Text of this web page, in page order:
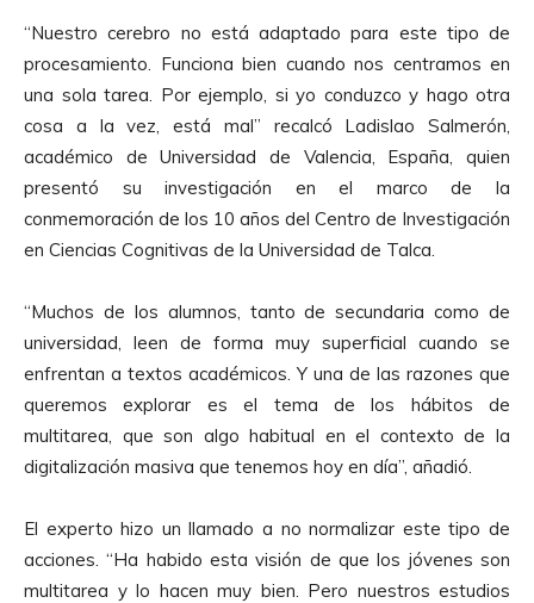
“Nuestro cerebro no está adaptado para este tipo de
procesamiento. Funciona bien cuando nos centramos en
una sola tarea. Por ejemplo, si yo conduzco y hago otra
cosa a la vez, está mal” recalcó Ladislao Salmerón,
académico de Universidad de Valencia, España, quien
presentó su investigación en el marco de la
conmemoración de los 10 años del Centro de Investigación
en Ciencias Cognitivas de la Universidad de Talca.
“Muchos de los alumnos, tanto de secundaria como de
universidad, leen de forma muy superficial cuando se
enfrentan a textos académicos. Y una de las razones que
queremos explorar es el tema de los hábitos de
multitarea, que son algo habitual en el contexto de la
digitalización masiva que tenemos hoy en día”, añadió.
El experto hizo un llamado a no normalizar este tipo de
acciones. “Ha habido esta visión de que los jóvenes son
multitarea y lo hacen muy bien. Pero nuestros estudios